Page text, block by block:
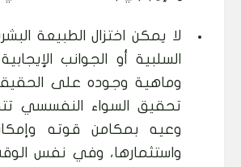
لا يمكن اختزال الطبيعة
السلبية أو الجوانب
وماهية وجوده على
تحقيق السواء النفسسي
وعيه بمكامن قوته
واستثمارها، وفي نفس